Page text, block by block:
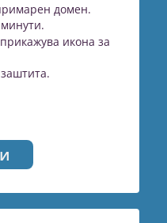
домен.
икона за